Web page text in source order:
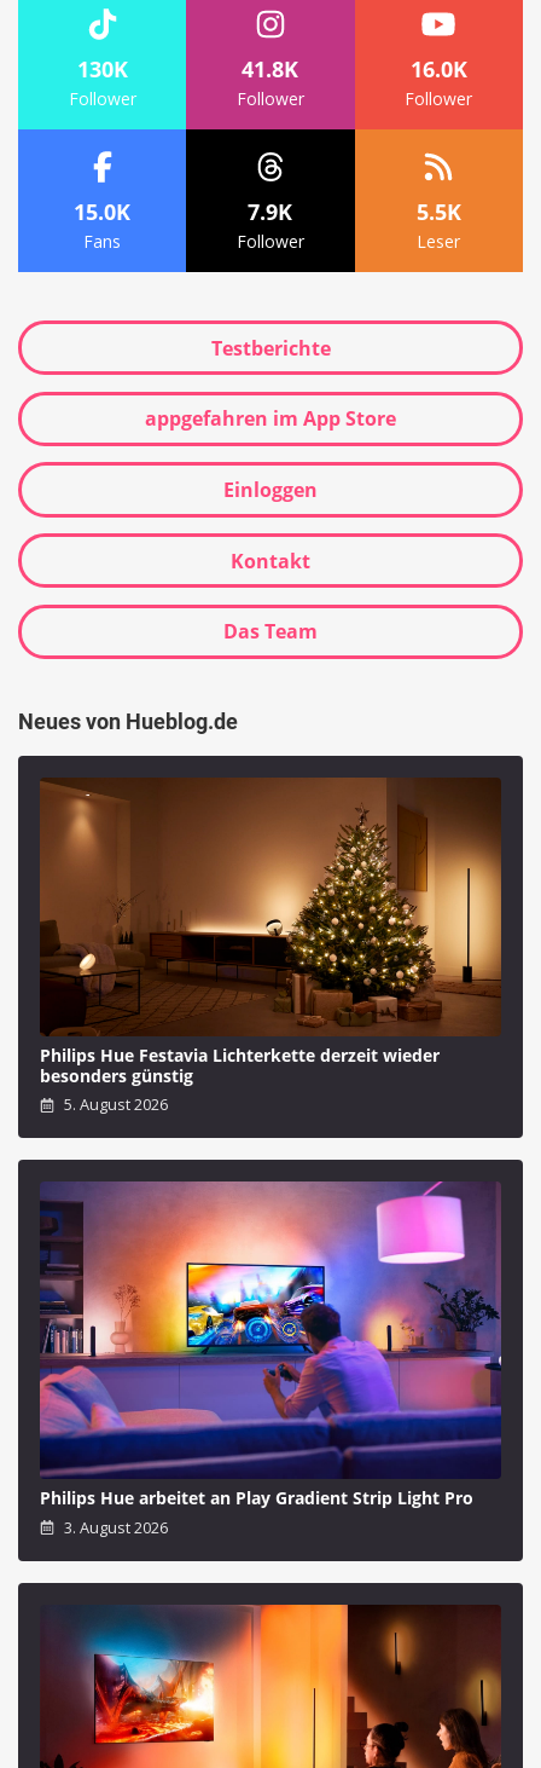
130K
Follower
41.8K
Follower
16.0K
Follower
15.0K
Fans
7.9K
Follower
5.5K
Leser
Testberichte
appgefahren im App Store
Einloggen
Kontakt
Das Team
Neues von Hueblog.de
Philips Hue Festavia Lichterkette derzeit wieder
besonders günstig
5. August 2026
Philips Hue arbeitet an Play Gradient Strip Light Pro
3. August 2026